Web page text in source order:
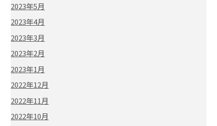
2023年5月
2023年4月
2023年3月
2023年2月
2023年1月
2022年12月
2022年11月
2022年10月